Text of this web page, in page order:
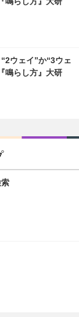
ウェイ”か“3ウェ
鳴らし方』大研